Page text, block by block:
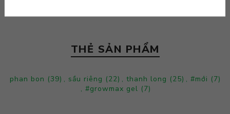
THẺ SẢN PHẨM
phan bon (39) , sầu riêng (22) , thanh long (25) , #mới (7)
, #growmax gel (7)